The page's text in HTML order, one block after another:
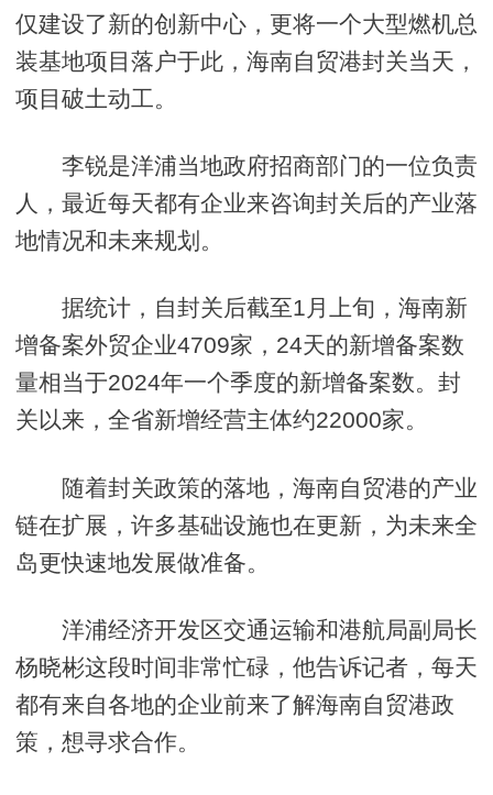
仅建设了新的创新中心，更将一个大型燃机总
装基地项目落户于此，海南自贸港封关当天，
项目破土动工。
李锐是洋浦当地政府招商部门的一位负责
人，最近每天都有企业来咨询封关后的产业落
地情况和未来规划。
据统计，自封关后截至1月上旬，海南新
增备案外贸企业4709家，24天的新增备案数
量相当于2024年一个季度的新增备案数。封
关以来，全省新增经营主体约22000家。
随着封关政策的落地，海南自贸港的产业
链在扩展，许多基础设施也在更新，为未来全
岛更快速地发展做准备。
洋浦经济开发区交通运输和港航局副局长
杨晓彬这段时间非常忙碌，他告诉记者，每天
都有来自各地的企业前来了解海南自贸港政
策，想寻求合作。